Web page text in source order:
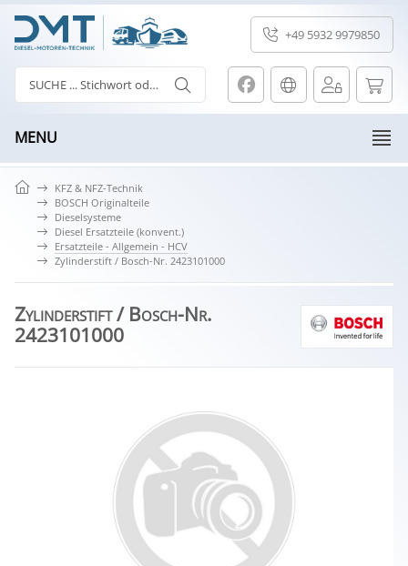
+49 5932 9979850
MENU
KFZ & NFZ-Technik
BOSCH Originalteile
Dieselsysteme
Diesel Ersatzteile (konvent.)
Ersatzteile - Allgemein - HCV
Zylinderstift / Bosch-Nr. 2423101000
Zylinderstift / Bosch-Nr.
2423101000